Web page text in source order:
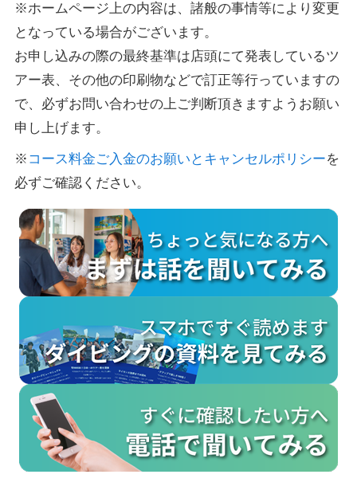
※ホームページ上の内容は、諸般の事情等により変更
となっている場合がございます。
お申し込みの際の最終基準は店頭にて発表しているツ
アー表、その他の印刷物などで訂正等行っていますの
で、必ずお問い合わせの上ご判断頂きますようお願い
申し上げます。
※ コース料金ご入金のお願いとキャンセルポリシーを
必ずご確認ください。